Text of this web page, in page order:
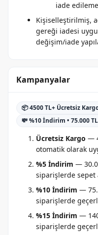
iade
Kişiselleştirilmiş,
gereği iadesi
değişim/iade
Kampanyalar
📦 4500 TL+ Ücretsiz
💸 %10 İndirim • 75.000
Ücretsiz Kargo —
otomatik olarak
%5 İndirim —
siparişlerde sepet
%10 İndirim —
siparişlerde
%15 İndirim —
siparişlerde